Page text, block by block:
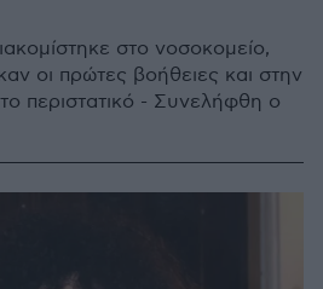
στο νοσοκομείο,
οι πρώτες βοήθειες και στην
περιστατικό - Συνελήφθη ο